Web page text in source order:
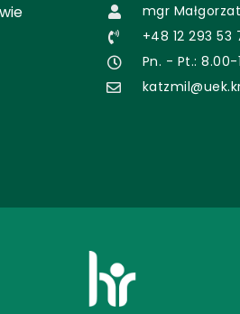
mgr
+48 12 293 53
Pn. - Pt.: 8.00-